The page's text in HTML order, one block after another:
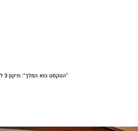
"הטקסט הוא המלך": תיקון 3 לחוק החוזים